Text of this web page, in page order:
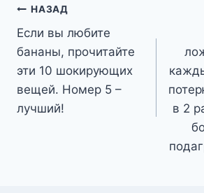
Навигация
по
записям
НАЗАД
Если вы любите
бананы, прочитайте
эти 10 шокирующих
вещей. Номер 5 –
лучший!
в 2